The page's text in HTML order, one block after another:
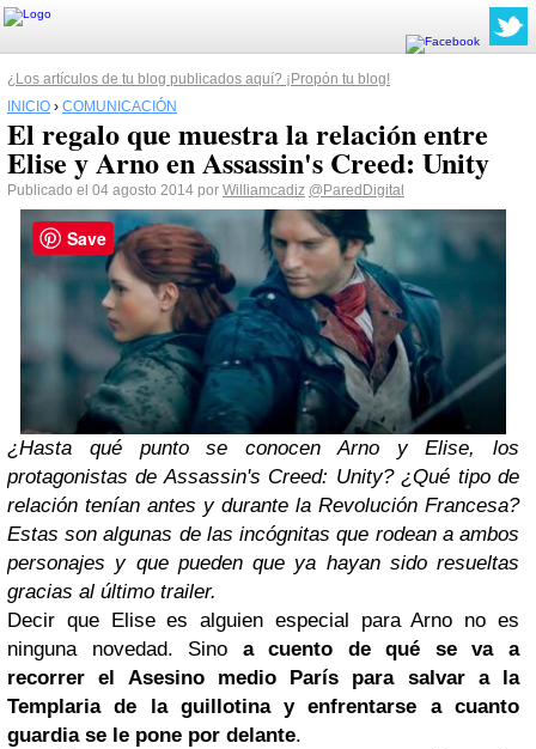
¿Los artículos de tu blog publicados aquí? ¡Propón tu blog!
INICIO › COMUNICACIÓN
El regalo que muestra la relación entre
Elise y Arno en Assassin's Creed: Unity
Publicado el 04 agosto 2014 por Williamcadiz @ParedDigital
¿Hasta qué punto se conocen Arno y Elise, los
protagonistas de Assassin's Creed: Unity? ¿Qué tipo de
relación tenían antes y durante la Revolución Francesa?
Estas son algunas de las incógnitas que rodean a ambos
personajes y que pueden que ya hayan sido resueltas
gracias al último trailer.
Decir que Elise es alguien especial para Arno no es
ninguna novedad. Sino a cuento de qué se va a
recorrer el Asesino medio París para salvar a la
Templaria de la guillotina y enfrentarse a cuanto
guardia se le pone por delante.
Save